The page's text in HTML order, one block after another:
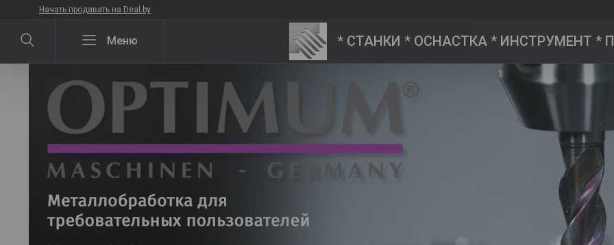
Начать продавать на Deal.by
* СТАНКИ * ОСНАСТКА * ИНСТРУМЕНТ *